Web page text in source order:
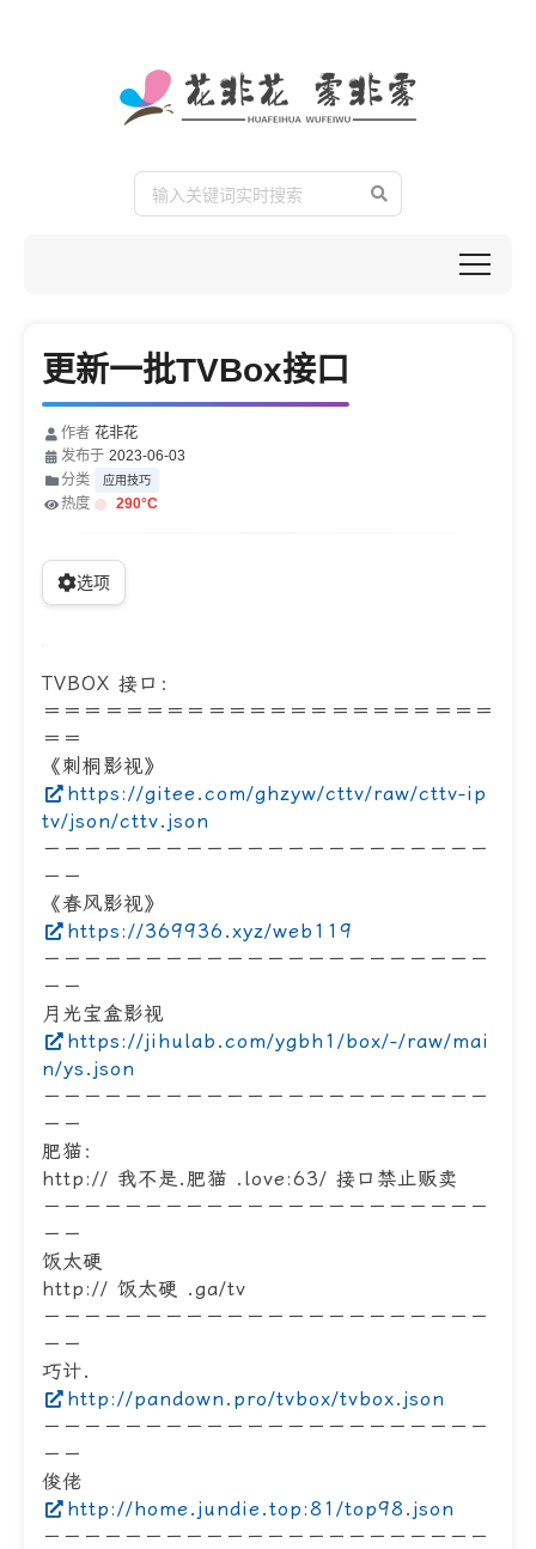
更新一批TVBox接口
作者 花非花
发布于 2023-06-03
分类
应用技巧
热度 290°C
选项
TVBOX 接口：
＝＝＝＝＝＝＝＝＝＝＝＝＝＝＝＝＝＝＝＝＝＝
＝＝
《刺桐影视》
https://gitee.com/ghzyw/cttv/raw/cttv-ip
tv/json/cttv.json
－－－－－－－－－－－－－－－－－－－－－－
－－
《春风影视》
https://369936.xyz/web119
－－－－－－－－－－－－－－－－－－－－－－
－－
月光宝盒影视
https://jihulab.com/ygbh1/box/-/raw/mai
n/ys.json
－－－－－－－－－－－－－－－－－－－－－－
－－
肥猫：
http:// 我不是.肥猫 .love:63/ 接口禁止贩卖
－－－－－－－－－－－－－－－－－－－－－－
－－
饭太硬
http:// 饭太硬 .ga/tv
－－－－－－－－－－－－－－－－－－－－－－
－－
巧计.
http://pandown.pro/tvbox/tvbox.json
－－－－－－－－－－－－－－－－－－－－－－
－－
俊佬
http://home.jundie.top:81/top98.json
－－－－－－－－－－－－－－－－－－－－－－